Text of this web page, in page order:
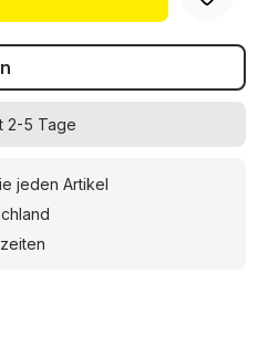
2-5 Tage
jeden Artikel